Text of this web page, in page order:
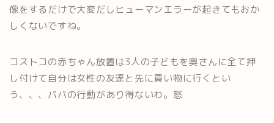
像をするだけで大変だしヒューマンエラーが起きてもおか
しくないですね。
コストコの赤ちゃん放置は3人の子どもを奥さんに全て押
し付けて自分は女性の友達と先に買い物に行くとい
う、、、パパの行動があり得ないわ。怒